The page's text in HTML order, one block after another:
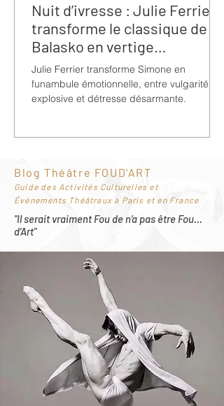
Nuit d’ivresse : Julie Ferrier
transforme le classique de
Balasko en vertige
bouleversant
Julie Ferrier transforme Simone en
funambule émotionnelle, entre vulgarité
explosive et détresse désarmante.
Blog Théâtre FOUD'ART
Guide des Activités Culturelles et
Événements Théâtraux à Paris et en France
"Il serait vraiment Fou de n’a pas être Fou…
d’Art"